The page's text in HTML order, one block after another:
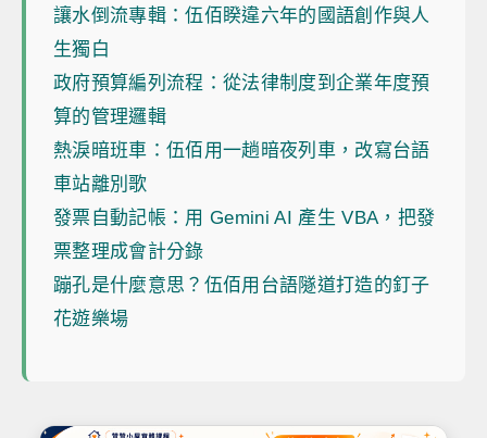
讓水倒流專輯：伍佰睽違六年的國語創作與人
生獨白
政府預算編列流程：從法律制度到企業年度預
算的管理邏輯
熱淚暗班車：伍佰用一趟暗夜列車，改寫台語
車站離別歌
發票自動記帳：用 Gemini AI 產生 VBA，把發
票整理成會計分錄
蹦孔是什麼意思？伍佰用台語隧道打造的釘子
花遊樂場